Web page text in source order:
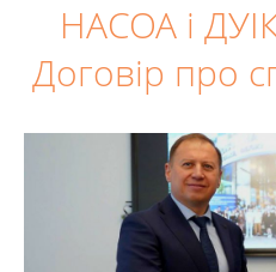
НАСОА i
Договір про